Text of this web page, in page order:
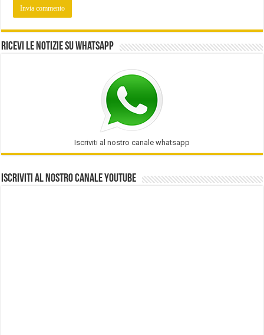
Ricevi le notizie su Whatsapp
Iscriviti al nostro canale whatsapp
Iscriviti al nostro Canale Youtube